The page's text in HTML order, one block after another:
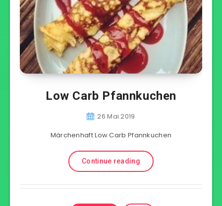
Low Carb Pfannkuchen
26 Mai 2019
Märchenhaft Low Carb Pfannkuchen
Continue reading